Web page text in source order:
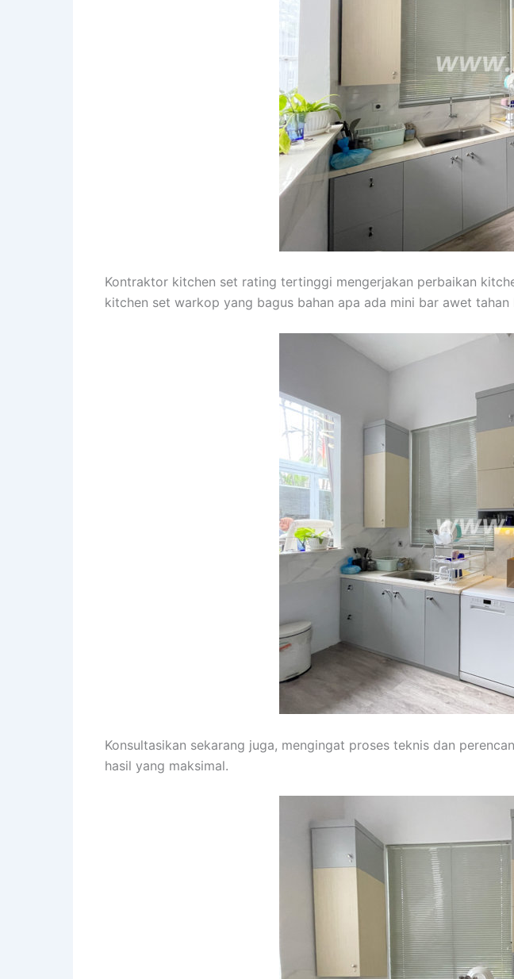
Kontraktor kitchen set rating tertinggi mengerjakan perbaikan
kitchen set warkop yang bagus bahan apa ada mini bar awet
Konsultasikan sekarang juga, mengingat proses teknis dan
hasil yang maksimal.